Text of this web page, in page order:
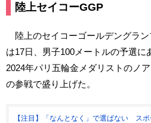
陸上セイコーGGP
陸上のセイコーゴールデングラン
は17日、男子100メートルの予選に
2024年パリ五輪金メダリストのノ
の参戦で盛り上げた。
【注目】「なんとなく」で選ばない ス